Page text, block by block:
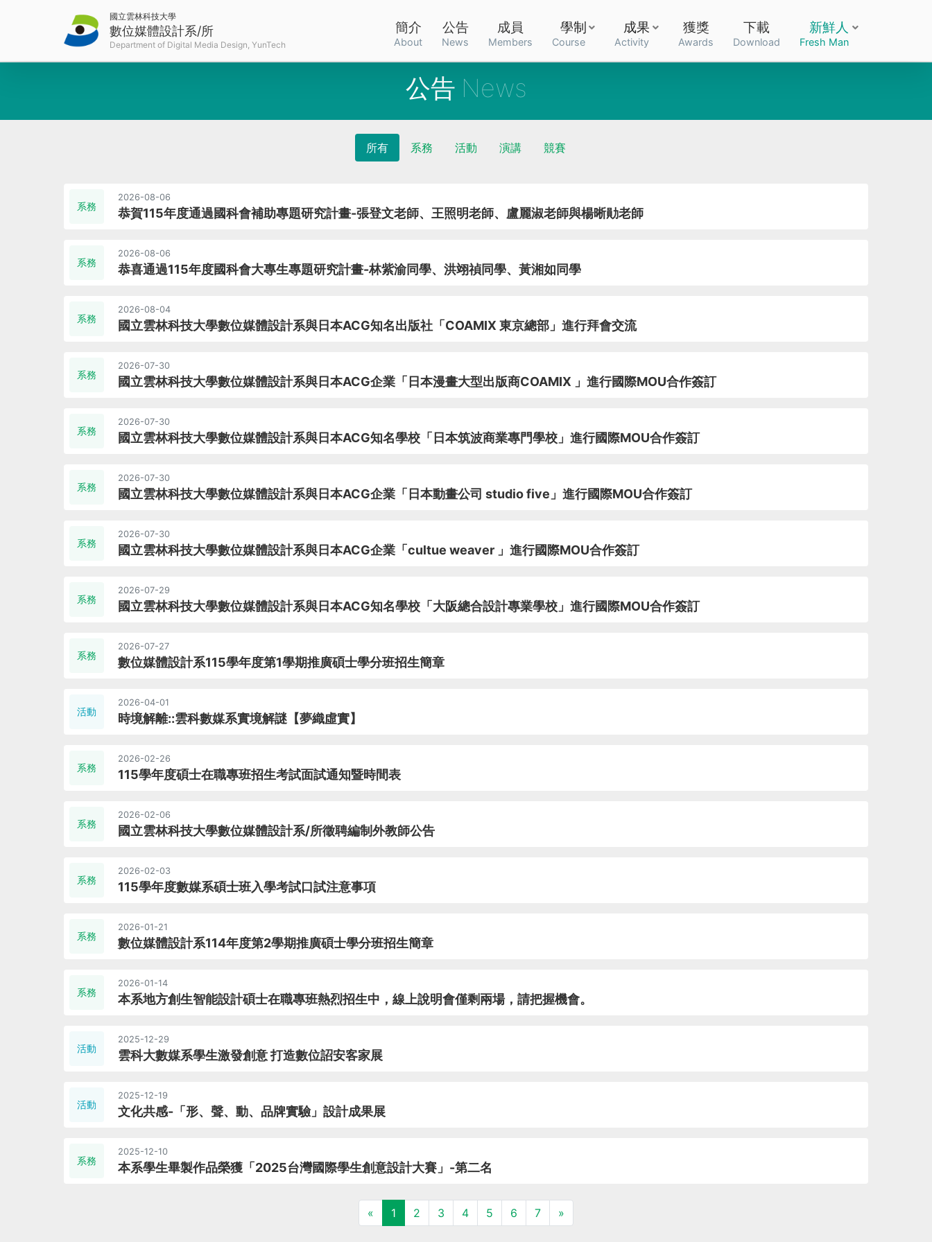
國立雲林科技大學
數位媒體設計系/所 簡介
About
公告
News
成員
Members
學制
Course
成果
Activity
獲獎
Awards
下載
Download
新鮮人
Fresh Man
公告
所有 系務 活動 演講 競賽
系務
2026-08-06
恭賀115年度通過國科會補助專題研究計畫-張登文老師、王照明老師、盧麗淑老師與楊晰勛老師
系務
2026-08-06
恭喜通過115年度國科會大專生專題研究計畫-林紫渝同學、洪翊禎同學、黃湘如同學
系務
2026-08-04
國立雲林科技大學數位媒體設計系與日本ACG知名出版社「COAMIX 東京總部」進行拜會交流
系務
2026-07-30
國立雲林科技大學數位媒體設計系與日本ACG企業「日本漫畫大型出版商COAMIX 」進行國際MOU合作簽訂
系務
2026-07-30
國立雲林科技大學數位媒體設計系與日本ACG知名學校「日本筑波商業專門學校」進行國際MOU合作簽訂
系務
2026-07-30
國立雲林科技大學數位媒體設計系與日本ACG企業「日本動畫公司 studio five」進行國際MOU合作簽訂
系務
2026-07-30
國立雲林科技大學數位媒體設計系與日本ACG企業「cultue weaver 」進行國際MOU合作簽訂
系務
2026-07-29
國立雲林科技大學數位媒體設計系與日本ACG知名學校「大阪總合設計專業學校」進行國際MOU合作簽訂
系務
2026-07-27
數位媒體設計系115學年度第1學期推廣碩士學分班招生簡章
活動
2026-04-01
時境解離::雲科數媒系實境解謎【夢織虛實】
系務
2026-02-26
115學年度碩士在職專班招生考試面試通知暨時間表
系務
2026-02-06
國立雲林科技大學數位媒體設計系/所徵聘編制外教師公告
系務
2026-02-03
115學年度數媒系碩士班入學考試口試注意事項
系務
2026-01-21
數位媒體設計系114年度第2學期推廣碩士學分班招生簡章
系務
2026-01-14
本系地方創生智能設計碩士在職專班熱烈招生中，線上說明會僅剩兩場，請把握機會。
活動
2025-12-29
雲科大數媒系學生激發創意 打造數位詔安客家展
活動
2025-12-19
文化共感-「形、聲、動、品牌實驗」設計成果展
系務
2025-12-10
本系學生畢製作品榮獲「2025台灣國際學生創意設計大賽」-第二名
« 1 2 3 4 5 6 7 »